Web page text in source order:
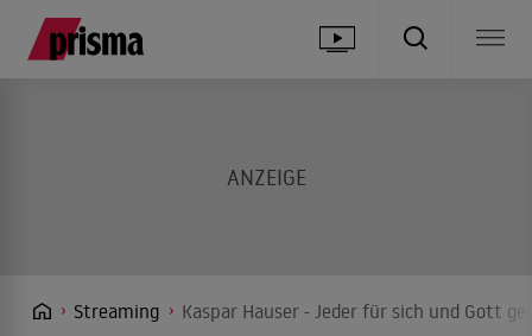
Streaming Kaspar Hauser - Jeder für sich und Gott